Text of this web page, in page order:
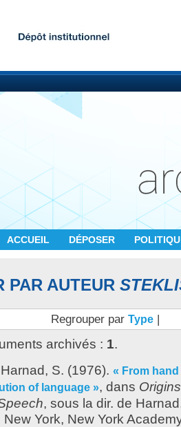
ACCUEIL DÉPOSER
PAR AUTEUR
Regrouper par Type |
archivés : 1.
Harnad, S. (1976). « From
of language », dans
, sous la dir. de
New York, New York